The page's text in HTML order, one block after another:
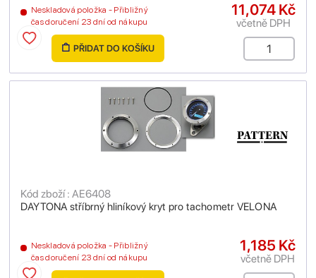
Neskladová položka - Přibližný
čas doručení 23 dní od nákupu
11,074 Kč
včetně DPH
PŘIDAT DO KOŠÍKU
DAYTONA stříbrný hliníkový kryt pro tachometr VELONA
Kód zboží : AE6408
Neskladová položka - Přibližný
čas doručení 23 dní od nákupu
1,185 Kč
včetně DPH